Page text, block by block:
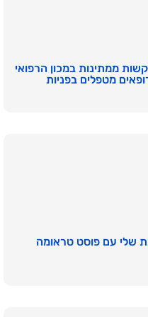
העבודה בכנסת: 24,000 בקשות ממתינות במכון הרפואי
שלי עם פוסט טראומה